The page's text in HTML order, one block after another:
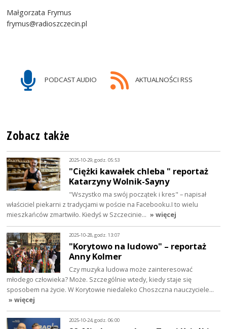
Małgorzata Frymus
frymus@radioszczecin.pl
PODCAST AUDIO AKTUALNOŚCI RSS
Zobacz także
2025-10-29, godz. 05:53
"Ciężki kawałek chleba " reportaż
Katarzyny Wolnik-Sayny
"Wszystko ma swój początek i kres" – napisał
właściciel piekarni z tradycjami w poście na Facebooku.I to wielu
mieszkańców zmartwiło. Kiedyś w Szczecinie… » więcej
2025-10-28, godz. 13:07
"Korytowo na ludowo" – reportaż
Anny Kolmer
Czy muzyka ludowa może zainteresować
młodego człowieka? Może. Szczególnie wtedy, kiedy staje się
sposobem na życie. W Korytowie niedaleko Choszczna nauczyciele…
» więcej
2025-10-24, godz. 06:00